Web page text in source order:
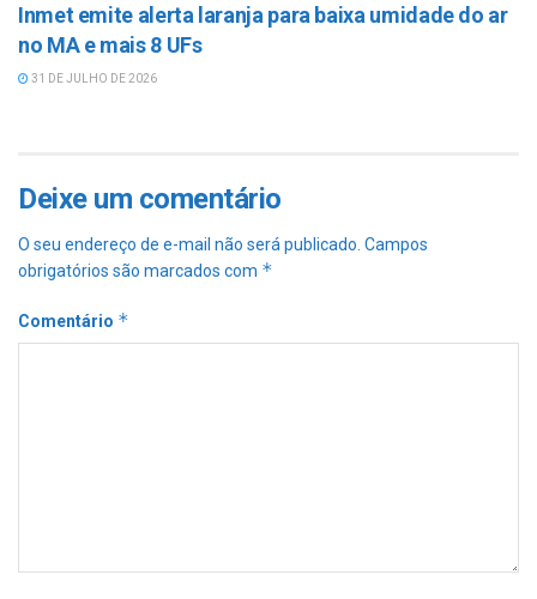
Inmet emite alerta laranja para baixa umidade do ar
no MA e mais 8 UFs
31 DE JULHO DE 2026
Deixe um comentário
O seu endereço de e-mail não será publicado. Campos
obrigatórios são marcados com *
Comentário *